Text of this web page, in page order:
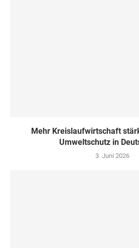
Mehr Kreislaufwirtschaft
Umweltschutz in
3. Juni 2026